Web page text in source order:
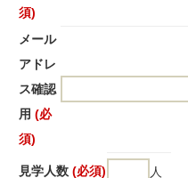
須)
メール
アドレ
ス確認
用 (必
須)
見学人数 (必須) 人